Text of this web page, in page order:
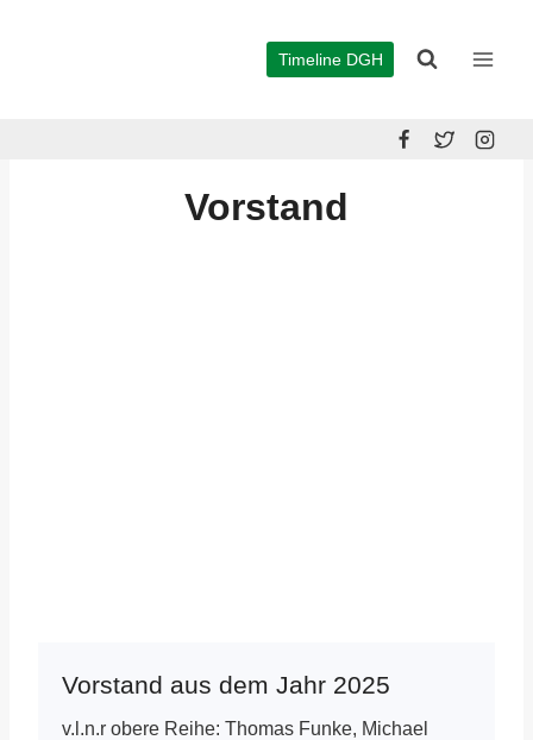
Timeline DGH
Vorstand
Vorstand aus dem Jahr 2025
v.l.n.r obere Reihe: Thomas Funke, Michael